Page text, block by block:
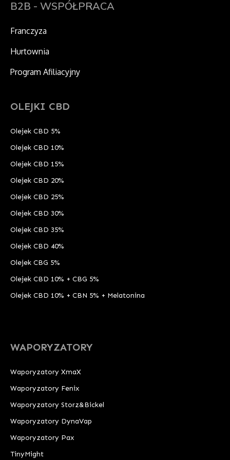
B2B - WSPÓŁPRACA
Franczyza
Hurtownia
Program Afiliacyjny
OLEJKI CBD
Olejek CBD 5%
Olejek CBD 10%
Olejek CBD 15%
Olejek CBD 20%
Olejek CBD 25%
Olejek CBD 30%
Olejek CBD 35%
Olejek CBD 40%
Olejek CBG 5%
Olejek CBD 10% + CBG 5%
Olejek CBD 10% + CBN 5% + Melatonina
WAPORYZATORY
Waporyzatory XmaX
Waporyzatory Fenix
Waporyzatory Storz&Bickel
Waporyzatory DynaVap
Waporyzatory Pax
TinyMight